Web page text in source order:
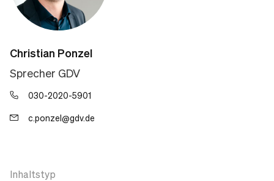
Christian Ponzel
Sprecher GDV
030-2020-5901
c.ponzel@gdv.de
Inhaltstyp